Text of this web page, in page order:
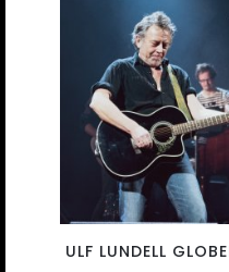
ULF LUNDELL